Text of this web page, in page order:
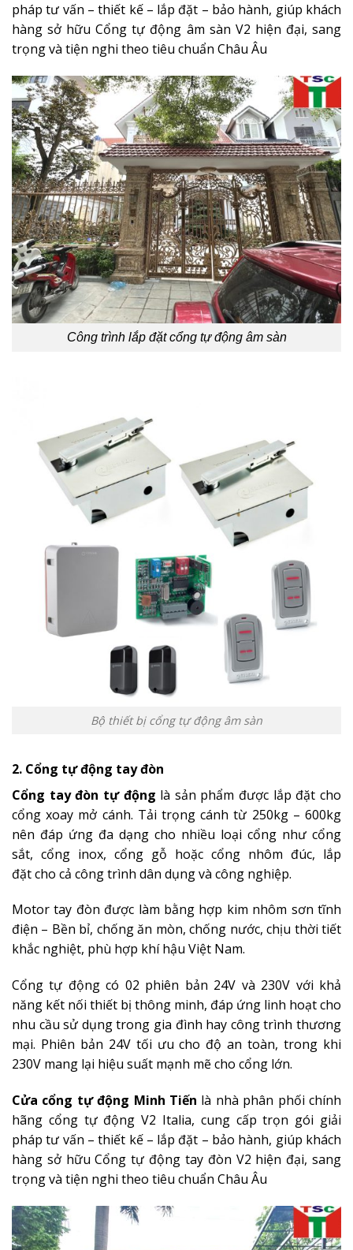
pháp tư vấn – thiết kế – lắp đặt – bảo hành, giúp khách
hàng sở hữu Cổng tự động âm sàn V2 hiện đại, sang
trọng và tiện nghi theo tiêu chuẩn Châu Âu
Công trình lắp đặt cổng tự động âm sàn
Bộ thiết bị cổng tự động âm sàn
2. Cổng tự động tay đòn
Cổng tay đòn tự động là sản phẩm được lắp đặt cho
cổng xoay mở cánh. Tải trọng cánh từ 250kg – 600kg
nên đáp ứng đa dạng cho nhiều loại cổng như cổng
sắt, cổng inox, cổng gỗ hoặc cổng nhôm đúc, lắp
đặt cho cả công trình dân dụng và công nghiệp.
Motor tay đòn được làm bằng hợp kim nhôm sơn tĩnh
điện – Bền bỉ, chống ăn mòn, chống nước, chịu thời tiết
khắc nghiệt, phù hợp khí hậu Việt Nam.
Cổng tự động có 02 phiên bản 24V và 230V với khả
năng kết nối thiết bị thông minh, đáp ứng linh hoạt cho
nhu cầu sử dụng trong gia đình hay công trình thương
mại. Phiên bản 24V tối ưu cho độ an toàn, trong khi
230V mang lại hiệu suất mạnh mẽ cho cổng lớn.
Cửa cổng tự động Minh Tiến là nhà phân phối chính
hãng cổng tự động V2 Italia, cung cấp trọn gói giải
pháp tư vấn – thiết kế – lắp đặt – bảo hành, giúp khách
hàng sở hữu Cổng tự động tay đòn V2 hiện đại, sang
trọng và tiện nghi theo tiêu chuẩn Châu Âu